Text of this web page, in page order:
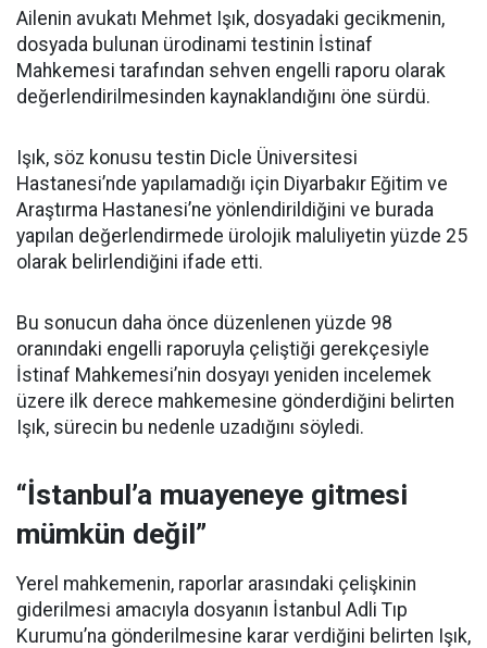
Ailenin avukatı Mehmet Işık, dosyadaki gecikmenin,
dosyada bulunan ürodinami testinin İstinaf
Mahkemesi tarafından sehven engelli raporu olarak
değerlendirilmesinden kaynaklandığını öne sürdü.
Işık, söz konusu testin Dicle Üniversitesi
Hastanesi’nde yapılamadığı için Diyarbakır Eğitim ve
Araştırma Hastanesi’ne yönlendirildiğini ve burada
yapılan değerlendirmede ürolojik maluliyetin yüzde 25
olarak belirlendiğini ifade etti.
Bu sonucun daha önce düzenlenen yüzde 98
oranındaki engelli raporuyla çeliştiği gerekçesiyle
İstinaf Mahkemesi’nin dosyayı yeniden incelemek
üzere ilk derece mahkemesine gönderdiğini belirten
Işık, sürecin bu nedenle uzadığını söyledi.
“İstanbul’a muayeneye gitmesi
mümkün değil”
Yerel mahkemenin, raporlar arasındaki çelişkinin
giderilmesi amacıyla dosyanın İstanbul Adli Tıp
Kurumu’na gönderilmesine karar verdiğini belirten Işık,